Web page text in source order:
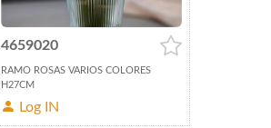
4659020
RAMO ROSAS VARIOS COLORES
H27CM
Log IN